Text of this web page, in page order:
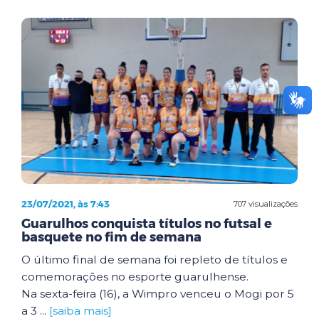
707 visualizações
23/07/2021, às 7:43
Guarulhos conquista títulos no futsal e
basquete no fim de semana
O último final de semana foi repleto de títulos e
comemorações no esporte guarulhense.
Na sexta-feira (16), a Wimpro venceu o Mogi por 5
a 3 ... [saiba mais]